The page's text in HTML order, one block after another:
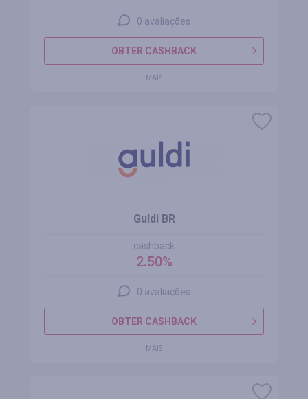
0 avaliações
OBTER CASHBACK
MAIS
Guldi BR
cashback
2.50%
0 avaliações
OBTER CASHBACK
MAIS